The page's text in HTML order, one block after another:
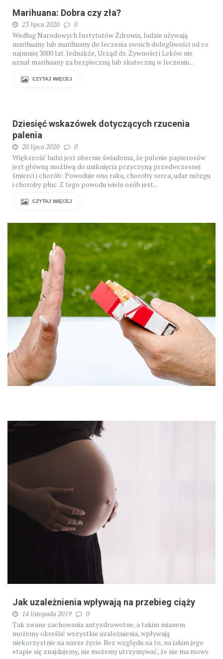
Marihuana: Dobra czy zła?
23 lipca 2020 0
Według Narodowych Instytutów Zdrowia, ludzie używają
marihuany lub marihuany do leczenia swoich dolegliwości od co
najmniej 3000 lat. Jednakże, Urząd ds. Żywności i Leków nie
uznał marihuany za bezpieczną lub skuteczną w leczeniu...
CZYTAJ WIĘCEJ
Dziesięć wskazówek dotyczących rzucenia
palenia
20 lipca 2020 0
Większość ludzi jest obecnie świadoma, że palenie papierosów
jest główną możliwą do uniknięcia przyczyną przedwczesnej
śmierci i chorób: Powoduje ono raka, choroby serca, udar mózgu
i choroby płuc. Z tego powodu wiele osób jest...
CZYTAJ WIĘCEJ
Jak uzależnienia wpływają na przebieg ciąży
14 listopada 2019 0
Tak zwane zachowania antyzdrowotne, a takim mianem
możemy określić wszystkie uzależnienia, wpływają
niekorzystnie na nasze życie. Bez względu na to, na jakim jego
etapie się znajdujemy, nie możemy utrzymywać, że nie ma mowy